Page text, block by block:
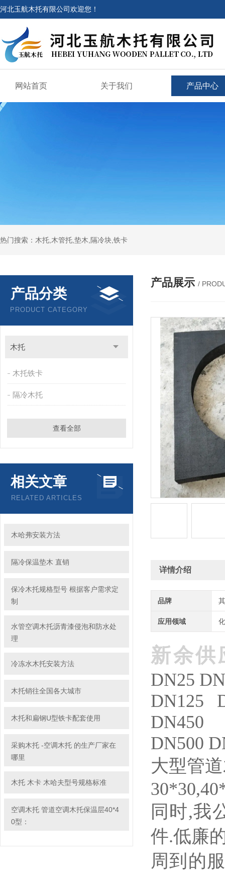
河北玉航木托有限公司欢迎您！
网站首页 关于我们 产品中心
热门搜索：木托,木管托,垫木,隔冷块,铁卡
产品分类
PRODUCT CATEGORY
木托
木托铁卡
隔冷木托
查看全部
相关文章
RELATED ARTICLES
木哈弗安装方法
隔冷保温垫木 直销
保冷木托规格型号 根据客户需求定
制
水管空调木托沥青漆侵泡和防水处
理
冷冻水木托安装方法
木托销往全国各大城市
木托和扁钢U型铁卡配套使用
采购木托 -空调木托 的生产厂家在
哪里
木托 木卡 木哈夫型号规格标准
空调木托 管道空调木托保温层40*4
0型：
产品展示 /
详情介绍
品牌
应用领域
新余供
DN25
DN125
DN450
DN500
大型管
同时,我
件.低廉
周到的